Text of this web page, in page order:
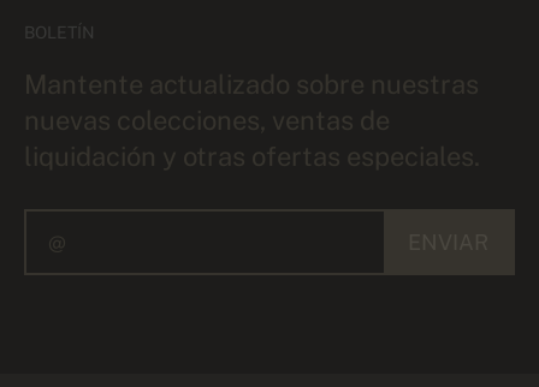
BOLETÍN
Mantente actualizado sobre nuestras
nuevas colecciones, ventas de
liquidación y otras ofertas especiales.